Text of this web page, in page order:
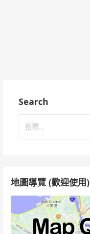
Search
地圖導覽 (歡迎使用)